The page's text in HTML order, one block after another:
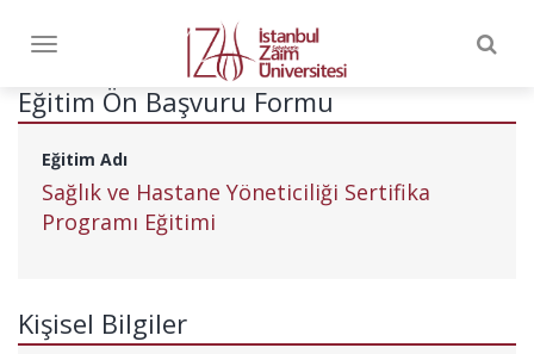
Toggle
Eğitim Ön Başvuru Formu
Eğitim Adı
Sağlık ve Hastane Yöneticiliği Sertifika
Programı Eğitimi
Kişisel Bilgiler